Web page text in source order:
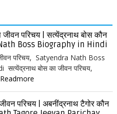
जीवन परिचय | सत्येंद्रनाथ बोस कौन
Boss Biography in Hindi
परिचय, Satyendra Nath Boss
बोस का जीवन परिचय,
Readmore
परिचय | अबनींद्रनाथ टैगोर कौन